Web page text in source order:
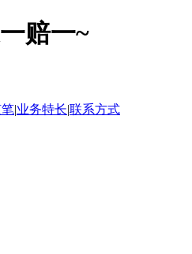
赔一~
|业务特长|联系方式